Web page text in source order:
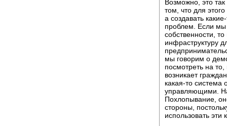
Возможно, это
том, что для
а создавать
проблем. Если мы
собственности,
инфраструктуру
мы говорим о
посмотреть на то,
возникает
какая-то
управляющими.
Похлопывание,
стороны,
использовать эти